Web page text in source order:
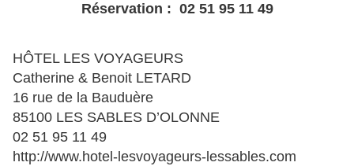
Réservation : 02 51 95 11 49
HÔTEL LES VOYAGEURS
Catherine & Benoit LETARD
16 rue de la Bauduère
85100 LES SABLES D’OLONNE
02 51 95 11 49
http://www.hotel-lesvoyageurs-lessables.com